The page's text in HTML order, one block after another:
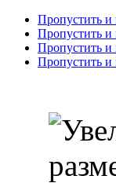
Пропустить и
Пропустить и
Пропустить и
Пропустить и